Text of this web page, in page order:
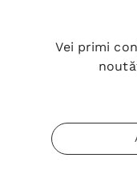
Vei primi
Adresa
Email